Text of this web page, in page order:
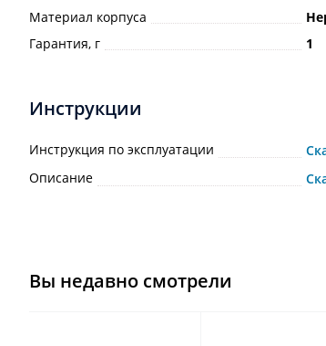
Материал корпуса
Гарантия, г
1
Инструкции
Инструкция по эксплуатации
Описание
Вы недавно смотрели